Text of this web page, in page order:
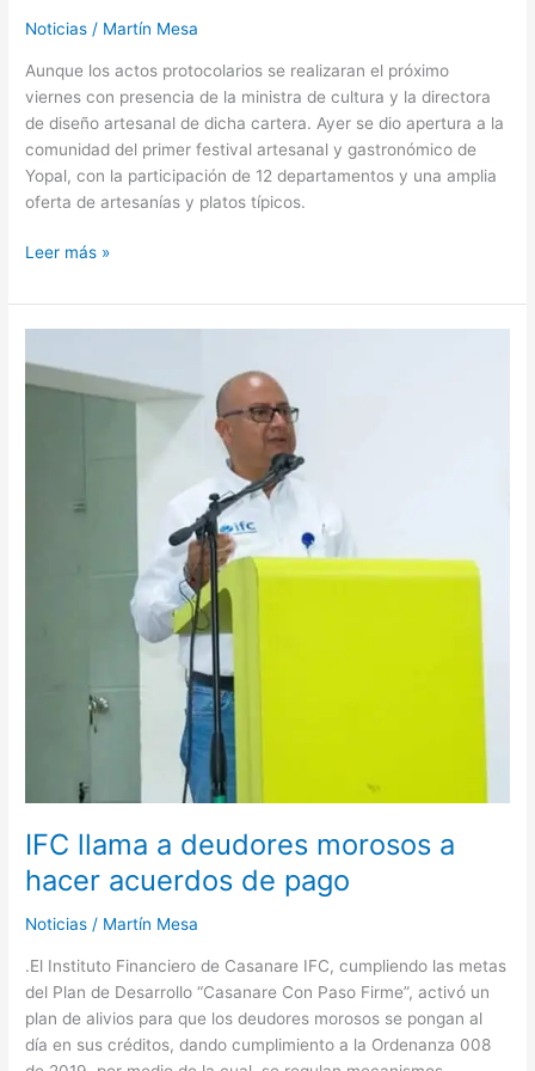
Noticias / Martín Mesa
Aunque los actos protocolarios se realizaran el próximo
viernes con presencia de la ministra de cultura y la directora
de diseño artesanal de dicha cartera. Ayer se dio apertura a la
comunidad del primer festival artesanal y gastronómico de
Yopal, con la participación de 12 departamentos y una amplia
oferta de artesanías y platos típicos.
Leer más »
IFC llama a deudores morosos a
hacer acuerdos de pago
Noticias / Martín Mesa
.El Instituto Financiero de Casanare IFC, cumpliendo las metas
del Plan de Desarrollo “Casanare Con Paso Firme”, activó un
plan de alivios para que los deudores morosos se pongan al
día en sus créditos, dando cumplimiento a la Ordenanza 008
llama